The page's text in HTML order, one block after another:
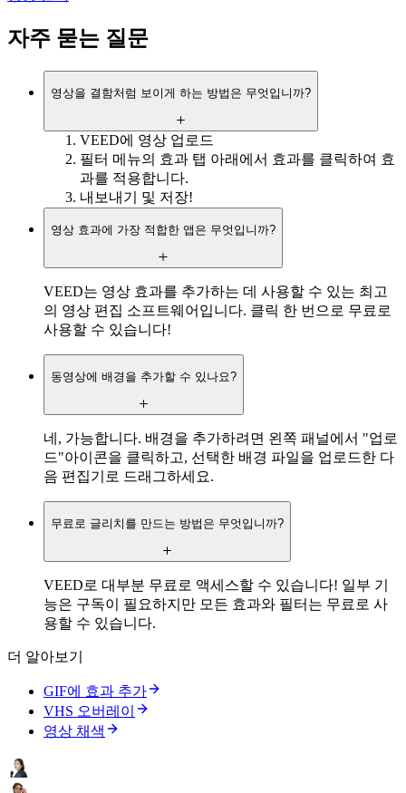
자주 묻는 질문
영상을 결함처럼 보이게 하는 방법은 무엇입니까?
VEED에 영상 업로드
필터 메뉴의 효과 탭 아래에서 효과를 클릭하여 효
과를 적용합니다.
내보내기 및 저장!
영상 효과에 가장 적합한 앱은 무엇입니까?
VEED는 영상 효과를 추가하는 데 사용할 수 있는 최고
의 영상 편집 소프트웨어입니다. 클릭 한 번으로 무료로
사용할 수 있습니다!
동영상에 배경을 추가할 수 있나요?
네, 가능합니다. 배경을 추가하려면 왼쪽 패널에서 "업로
드"아이콘을 클릭하고, 선택한 배경 파일을 업로드한 다
음 편집기로 드래그하세요.
무료로 글리치를 만드는 방법은 무엇입니까?
VEED로 대부분 무료로 액세스할 수 있습니다! 일부 기
능은 구독이 필요하지만 모든 효과와 필터는 무료로 사
용할 수 있습니다.
더 알아보기
GIF에 효과 추가
VHS 오버레이
영상 채색